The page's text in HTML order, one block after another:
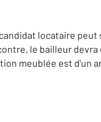
locataire peut
le bailleur
meublée est d'un